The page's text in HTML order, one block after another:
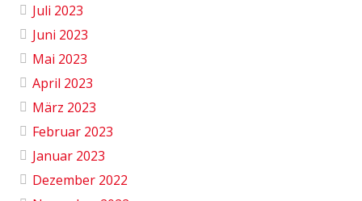
Juli 2023
Juni 2023
Mai 2023
April 2023
März 2023
Februar 2023
Januar 2023
Dezember 2022